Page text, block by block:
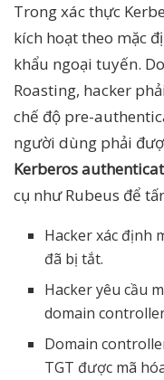
Trong xác thực
kích hoạt theo mặc
khẩu ngoại tuyến.
Roasting, hacker
chế độ pre-
người dùng phải
Kerberos
cụ như Rubeus để
Hacker xác định
đã bị tắt.
Hacker yêu cầu
domain
Domain
TGT được mã